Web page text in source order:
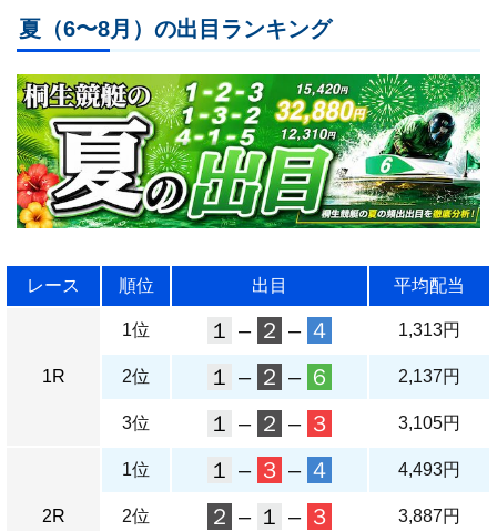
夏（6〜8月）の出目ランキング
レース 順位 出目 平均配当
1R
1位 １ – ２ – ４ 1,313円
2位 １ – ２ – ６ 2,137円
3位 １ – ２ – ３ 3,105円
2R
1位 １ – ３ – ４ 4,493円
2位 ２ – １ – ３ 3,887円